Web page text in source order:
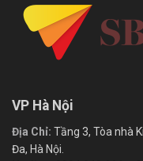
VP Hà Nội
Địa Chỉ: Tầng 3, Tòa nhà
Đa, Hà Nội.